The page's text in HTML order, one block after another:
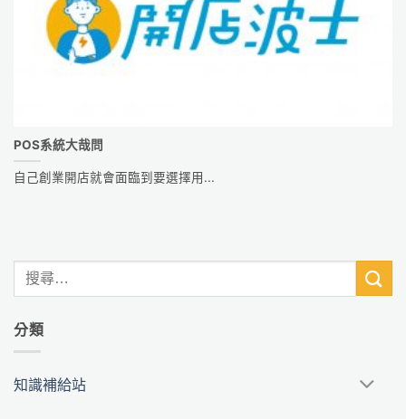
POS系統大哉問
自己創業開店就會面臨到要選擇用...
分類
知識補給站